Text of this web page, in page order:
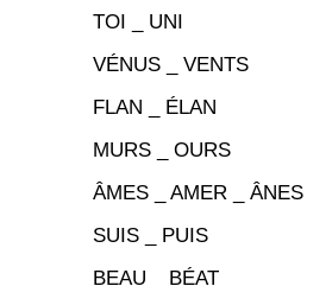
TOI _ UNI
VÉNUS _ VENTS
FLAN _ ÉLAN
MURS _ OURS
ÂMES _ AMER _ ÂNES
SUIS _ PUIS
BEAU _ BÉAT